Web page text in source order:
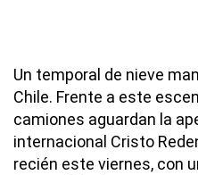
Un temporal de nieve
Chile. Frente a este
camiones aguardan la
internacional Cristo
recién este viernes, con